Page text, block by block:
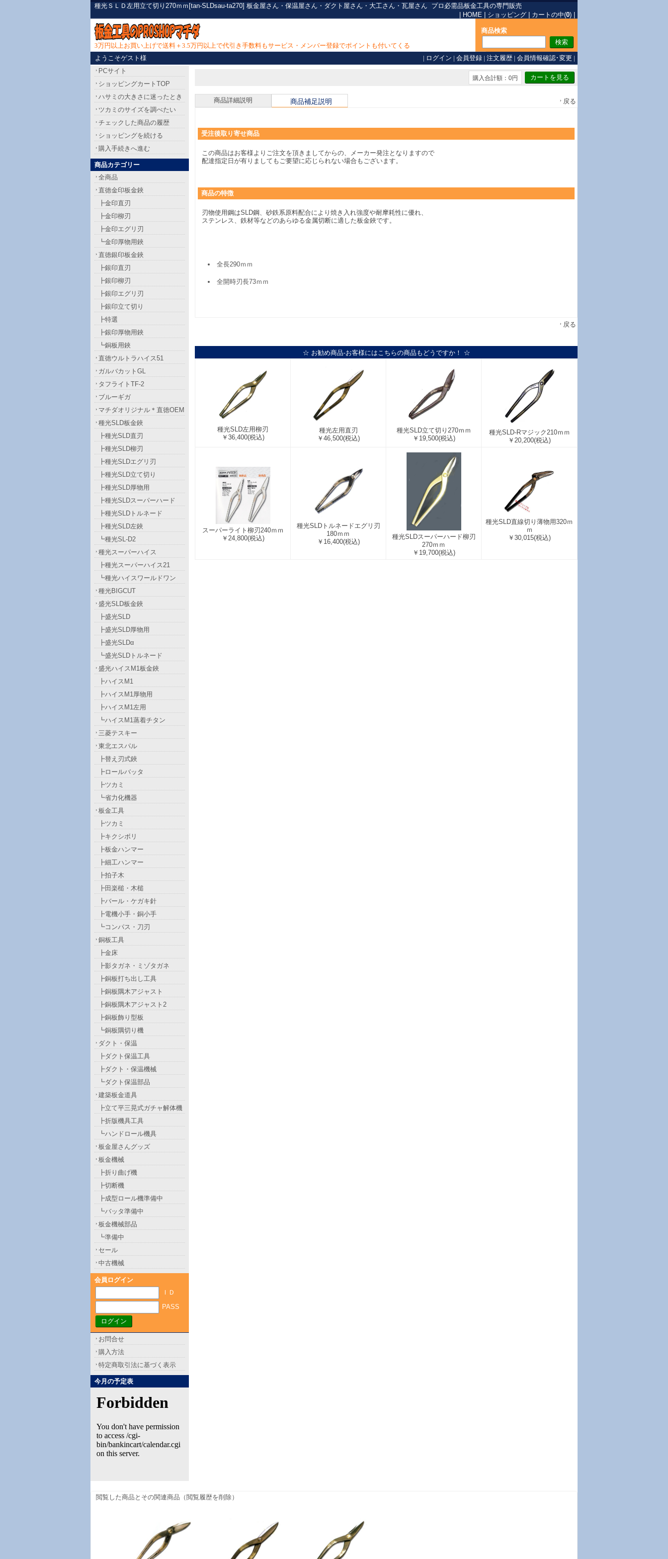
種光ＳＬＤ左用立て切り270ｍｍ[tan-SLDsau-ta270] 板金屋さん・保温屋さん・ダクト屋さん・大工さん・瓦屋さん プロ必需品板金工具の専門販売
HOME ショッピング カートの中(0)
3万円以上お買い上げで送料＋3.5万円以上で代引き手数料もサービス・メンバー登録でポイントも付いてくる
商品検索
ようこそゲスト様 | ログイン | 会員登録 | 注文履歴 | 会員情報確認･変更 |
購入合計額：0円
商品詳細説明 商品補足説明 戻る
受注後取り寄せ商品
この商品はお客様よりご注文を頂きましてからの、メーカー発注となりますので
配達指定日が有りましてもご要望に応じられない場合もございます。
商品の特徴
刃物使用鋼はSLD鋼、砂鉄系原料配合により焼き入れ強度や耐摩耗性に優れ、
ステンレス、鉄材等などのあらゆる金属切断に適した板金鋏です。
全長290ｍｍ
全開時刃長73ｍｍ
戻る
☆ お勧め商品-お客様にはこちらの商品もどうですか！ ☆
種光SLD左用柳刃
￥36,400(税込)
種光左用直刃
￥46,500(税込)
種光SLD立て切り270ｍｍ
￥19,500(税込)
種光SLD-Rマジック210ｍｍ
￥20,200(税込)
スーパーライト柳刃240ｍｍ
￥24,800(税込)
種光SLDトルネードエグリ刃
180ｍｍ
￥16,400(税込)
種光SLDスーパーハード柳刃
270ｍｍ
￥19,700(税込)
種光SLD直線切り薄物用320ｍ
ｍ
￥30,015(税込)
PCサイト
ショッピングカートTOP
ハサミの大きさに迷ったとき
ツカミのサイズを調べたい
チェックした商品の履歴
ショッピングを続ける
購入手続きへ進む
商品カテゴリー
全商品
直徳金印板金鋏
┣金印直刃
┣金印柳刃
┣金印エグリ刃
┗金印厚物用鋏
直徳銀印板金鋏
┣銀印直刃
┣銀印柳刃
┣銀印エグリ刃
┣銀印立て切り
┣特選
┣銀印厚物用鋏
┗銅板用鋏
直徳ウルトラハイス51
ガルバカットGL
タフライトTF-2
ブルーギガ
マチダオリジナル＊直徳OEM
種光SLD板金鋏
┣種光SLD直刃
┣種光SLD柳刃
┣種光SLDエグリ刃
┣種光SLD立て切り
┣種光SLD厚物用
┣種光SLDスーパーハード
┣種光SLDトルネード
┣種光SLD左鋏
┗種光SL-D2
種光スーパーハイス
┣種光スーパーハイス21
┗種光ハイスワールドワン
種光BIGCUT
盛光SLD板金鋏
┣盛光SLD
┣盛光SLD厚物用
┣盛光SLDα
┗盛光SLDトルネード
盛光ハイスM1板金鋏
┣ハイスM1
┣ハイスM1厚物用
┣ハイスM1左用
┗ハイスM1蒸着チタン
三菱テスキー
東北エスパル
┣替え刃式鋏
┣ロールバッタ
┣ツカミ
┗省力化機器
板金工具
┣ツカミ
┣キクシボリ
┣板金ハンマー
┣細工ハンマー
┣拍子木
┣田楽槌・木槌
┣バール・ケガキ針
┣電機小手・銅小手
┗コンパス・刀刃
銅板工具
┣金床
┣影タガネ・ミゾタガネ
┣銅板打ち出し工具
┣銅板隅木アジャスト
┣銅板隅木アジャスト2
┣銅板飾り型板
┗銅板隅切り機
ダクト・保温
┣ダクト保温工具
┣ダクト・保温機械
┗ダクト保温部品
建築板金道具
┣立て平三晃式ガチャ解体機
┣折版機具工具
┗ハンドロール機具
板金屋さんグッズ
板金機械
┣折り曲げ機
┣切断機
┣成型ロール機準備中
┗バッタ準備中
板金機械部品
┗準備中
セール
中古機械
会員ログイン
ＩＤ
PASS
お問合せ
購入方法
特定商取引法に基づく表示
今月の予定表